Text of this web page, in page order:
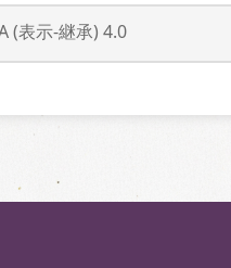
(表示-継承) 4.0